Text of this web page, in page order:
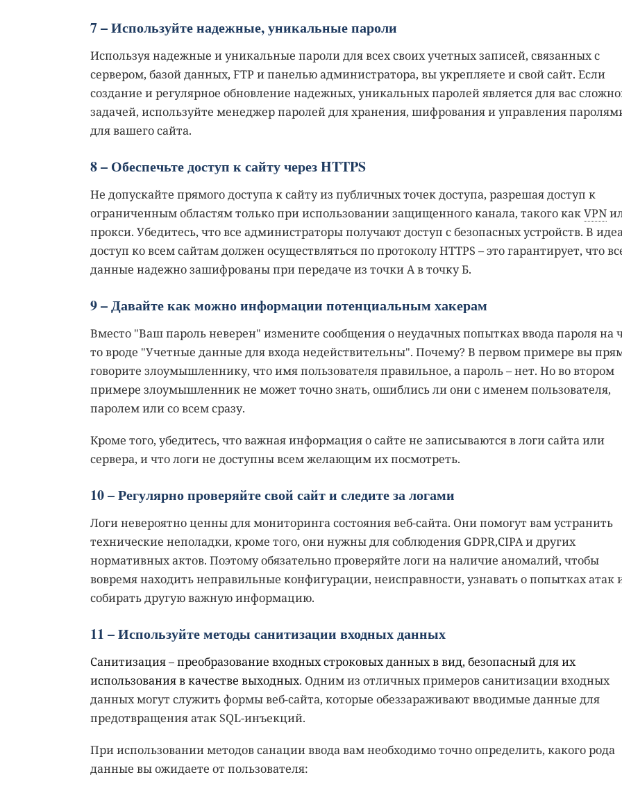
7 – Используйте надежные, уникальные пароли
Используя надежные и уникальные пароли для всех своих учетных записей, связанных с
сервером, базой данных, FTP и панелью администратора, вы укрепляете и свой сайт. Если
создание и регулярное обновление надежных, уникальных паролей является для вас
задачей, используйте менеджер паролей для хранения, шифрования и управления
для вашего сайта.
8 – Обеспечьте доступ к сайту через HTTPS
Не допускайте прямого доступа к сайту из публичных точек доступа, разрешая доступ к
ограниченным областям только при использовании защищенного канала, такого какVPN
прокси. Убедитесь, что все администраторы получают доступ с безопасных устройств. В
доступ ко всем сайтам должен осуществляться по протоколу HTTPS – это гарантирует, что
данные надежно зашифрованы при передаче из точки А в точку Б.
9 – Давайте как можно информации потенциальным хакерам
Вместо "Ваш пароль неверен" измените сообщения о неудачных попытках ввода пароля на
то вроде "Учетные данные для входа недействительны". Почему? В первом примере вы
говорите злоумышленнику, что имя пользователя правильное, а пароль – нет. Но во втором
примере злоумышленник не может точно знать, ошиблись ли они с именем пользователя,
паролем или со всем сразу.
Кроме того, убедитесь, что важная информация о сайте не записываются в логи сайта или
сервера, и что логи не доступны всем желающим их посмотреть.
10 – Регулярно проверяйте свой сайт и следите за логами
Логи невероятно ценны для мониторинга состояния веб-сайта. Они помогут вам устранить
технические неполадки, кроме того, они нужны для соблюдения GDPR,CIPA и других
нормативных актов. Поэтому обязательно проверяйте логи на наличие аномалий, чтобы
вовремя находить неправильные конфигурации, неисправности, узнавать о попытках атак
собирать другую важную информацию.
11 – Используйте методы санитизации входных данных
Санитизация–преобразование входных строковых данных в вид, безопасный для их
использования в качестве выходных. Одним из отличных примеров санитизации входных
данных могут служить формы веб-сайта, которые обеззараживают вводимые данные для
предотвращения атак SQL-инъекций.
При использовании методов санации ввода вам необходимо точно определить, какого рода
данные вы ожидаете от пользователя: